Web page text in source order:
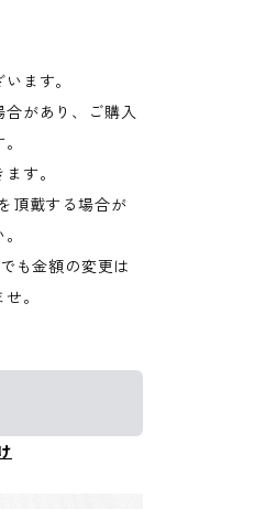
ます。
合があり、ご購入
す。
頂戴する場合が
も金額の変更は
。